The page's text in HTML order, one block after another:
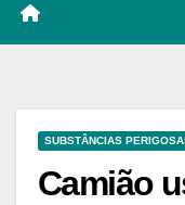
SUBSTÂNCIAS
Camião